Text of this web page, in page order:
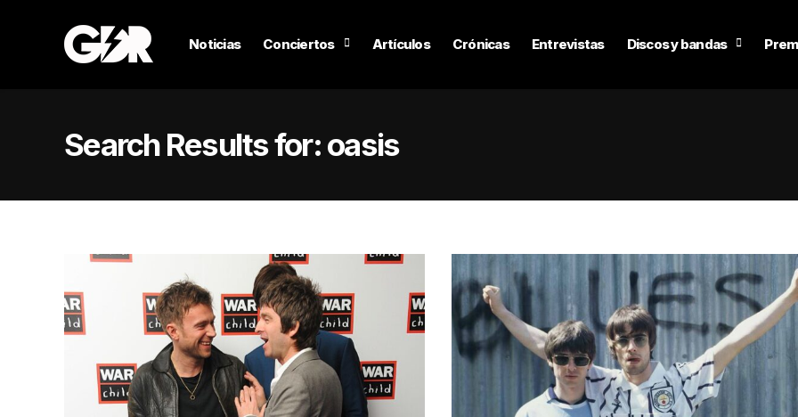
Noticias Conciertos Artículos Crónicas Entrevistas Discos y bandas
Search Results for:oasis